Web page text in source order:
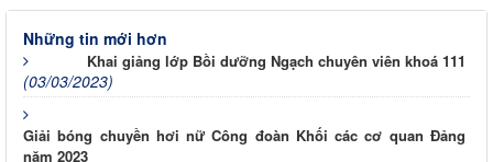
Những tin mới hơn
Khai giảng lớp Bồi dưỡng Ngạch chuyên viên khoá 111
(03/03/2023)
Giải bóng chuyền hơi nữ Công đoàn Khối các cơ quan Đảng
năm 2023